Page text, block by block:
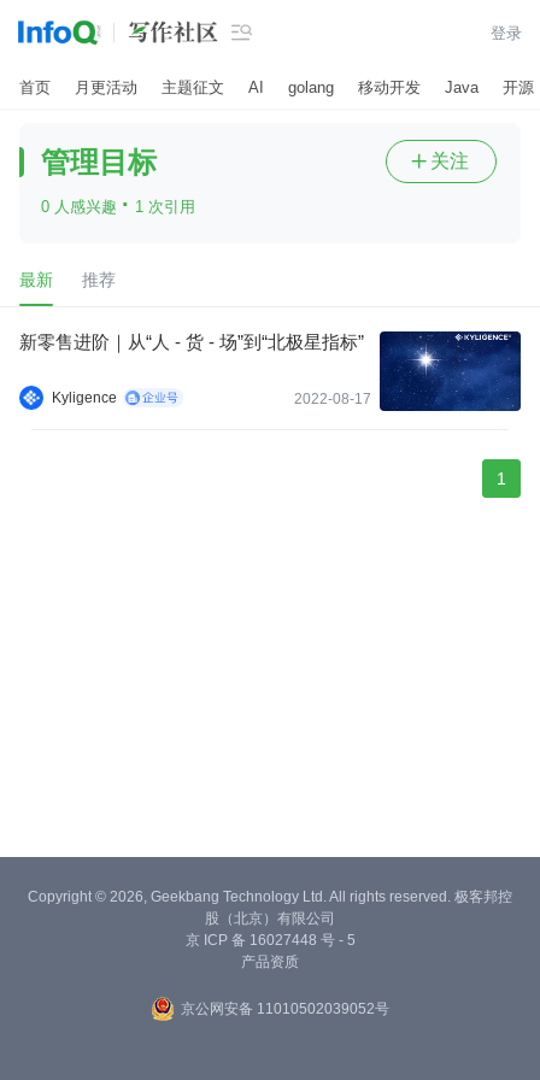
 登录
首页 月更活动 主题征文 AI golang 移动开发 Java 开源
管理目标
0 人感兴趣 · 1 次引用
 关注
最新 推荐
新零售进阶｜从“人 - 货 - 场”到“北极星指标”
Kyligence 2022-08-17
1
Copyright © 2026, Geekbang Technology Ltd. All rights reserved. 极客邦控
股（北京）有限公司
京 ICP 备 16027448 号 - 5
产品资质
京公网安备 11010502039052号